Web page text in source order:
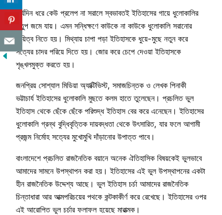
দীর্ঘদিন ধরে কেউ প্রলেপ না সরালে স্বভাবতই ইতিহাসের গায়ে ধুলোকালির
স্তুপ জমে যায়। এমন সন্ধিক্ষণে কাউকে না কাউকে ধুলোকালি সরানোর
দায়িত্ব নিতে হয়। মিথ্যায় চাপা পড়া ইতিহাসকে ধুয়ে-মুছে নতুন করে
সত্যের চাদর পরিয়ে দিতে হয়। জোর করে চেপে দেওয়া ইতিহাসকে
শৃঙ্খলমুক্ত করতে হয়।
জনপ্রিয় সোশ্যাল মিডিয়া অ্যাক্টিভিস্ট, সমাজচিন্তক ও লেখক পিনাকী
ভট্টাচার্য ইতিহাসের ধুলোকালি মুছতে কলম হাতে তুলেছেন। প্রচলিত ভুল
ইতিহাস থেকে ছেঁকে ছেঁকে পরিশুদ্ধ ইতিহাস বের করে এনেছেন। ইতিহাসের
ধুলোকালি গ্রন্থ বুদ্ধিবৃত্তিক দায়বদ্ধতা থেকে উৎসারিত, যার ফলে আগামী
প্রজন্ম নির্মোহ সত্যের মুখোমুখি দাঁড়ানোর উপাত্ত পাবে।
বাংলাদেশে প্রচলিত রাজনৈতিক বয়ানে অনেক ঐতিহাসিক বিষয়কেই ভুলভাবে
আমাদের সামনে উপস্থাপন করা হয়। ইতিহাসের এই ভুল উপস্থাপনের একটা
হীন রাজনৈতিক উদ্দেশ্য আছে। ভুল ইতিহাস চর্চা আমাদের রাজনৈতিক
চিন্তাধারা আর আত্মপরিচয়ের পথকে কন্টকাকীর্ণ করে রেখেছে। ইতিহাসের ওপর
এই আরোপিত ভুল চর্চার ফলাফল হয়েছে মারাত্মক।